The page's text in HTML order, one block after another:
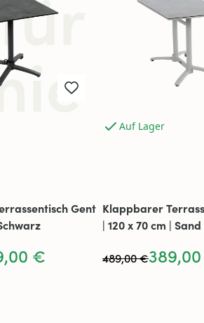
Gent
€
Auf Lager
Klappbarer
| 120 x 70 cm | Sand
489,00 €